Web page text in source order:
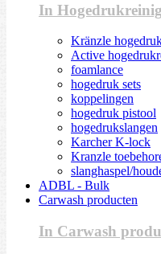
In
Kränzle
Active
foamlance
hogedruk sets
koppelingen
hogedruk pistool
hogedrukslangen
Karcher K-lock
Kranzle
slanghaspel/
ADBL - Bulk
Carwash producten
In Carwash